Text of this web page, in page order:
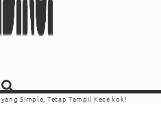
Simple, Tetap Tampil Kece kok!